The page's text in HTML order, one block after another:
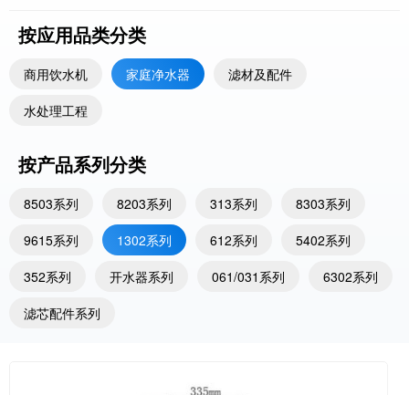
按应用品类分类
商用饮水机 家庭净水器
滤材及配件
水处理工程
按产品系列分类
8503系列 8203系列 313系列
8303系列
9615系列
1302系列 612系列
5402系列
352系列
开水器系列 061/031系列
6302系列
滤芯配件系列